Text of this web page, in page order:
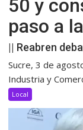
50 y
paso a
|| Reabren
Sucre, 3 de
Industria y
Local